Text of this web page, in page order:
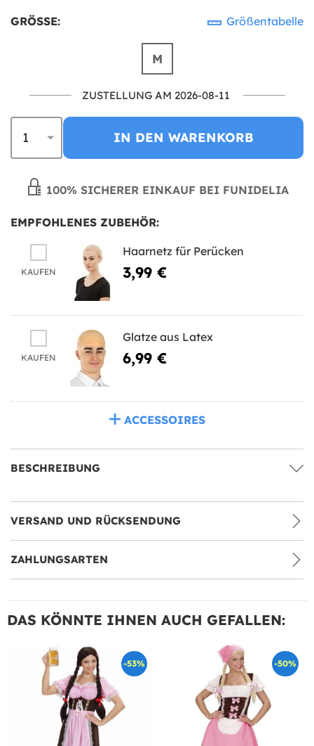
GRÖSSE: Größentabelle
M
ZUSTELLUNG AM 2026-08-11
IN DEN WARENKORB
100% SICHERER EINKAUF BEI FUNIDELIA
EMPFOHLENES ZUBEHÖR:
KAUFEN
Haarnetz für Perücken
3,99 €
KAUFEN
Glatze aus Latex
6,99 €
ACCESSOIRES
BESCHREIBUNG
VERSAND UND RÜCKSENDUNG
ZAHLUNGSARTEN
DAS KÖNNTE IHNEN AUCH GEFALLEN:
-53% -50%